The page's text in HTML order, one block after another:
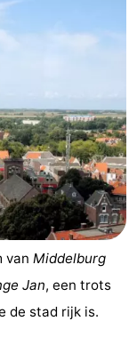
van Middelburg
Jan, een trots
de stad rijk is.